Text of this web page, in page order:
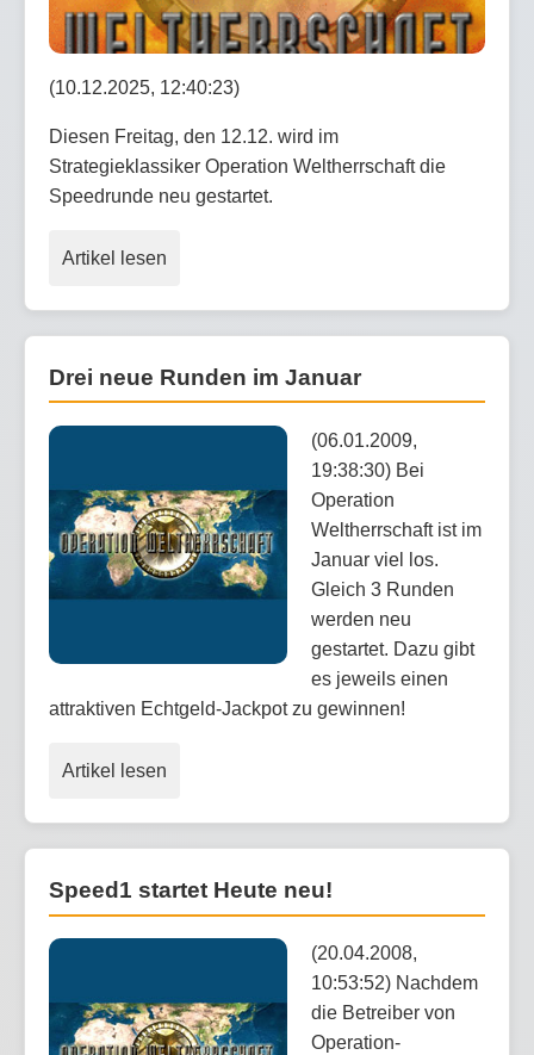
(10.12.2025, 12:40:23)
Diesen Freitag, den 12.12. wird im
Strategieklassiker Operation Weltherrschaft die
Speedrunde neu gestartet.
Artikel lesen
Drei neue Runden im Januar
(06.01.2009,
19:38:30) Bei
Operation
Weltherrschaft ist im
Januar viel los.
Gleich 3 Runden
werden neu
gestartet. Dazu gibt
es jeweils einen
attraktiven Echtgeld-Jackpot zu gewinnen!
Artikel lesen
Speed1 startet Heute neu!
(20.04.2008,
10:53:52) Nachdem
die Betreiber von
Operation-